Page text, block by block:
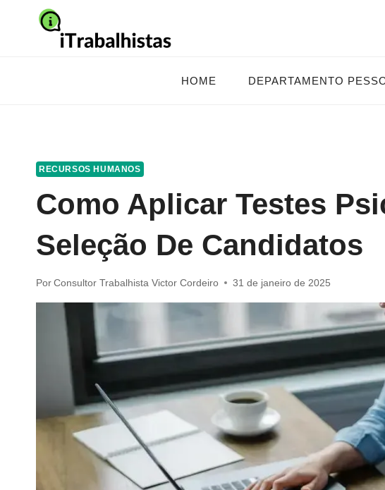
HOME DEPARTAMENTO
RECURSOS HUMANOS
Como Aplicar Testes
Seleção De Candidatos
Por Consultor Trabalhista Victor Cordeiro 31 de janeiro de 2025